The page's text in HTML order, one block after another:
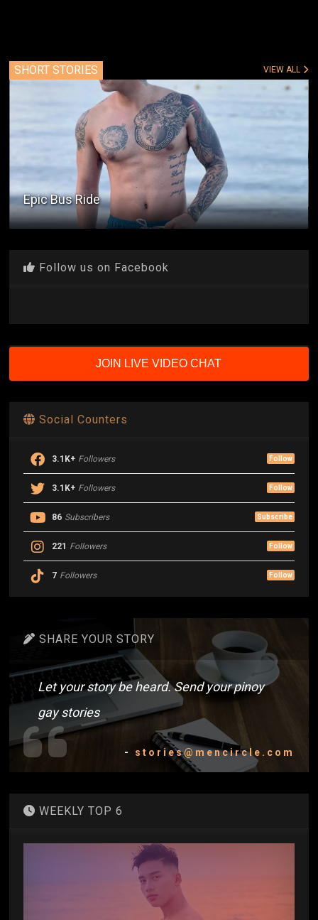
SHORT STORIES VIEW ALL
Manong Rodel
Follow us on Facebook
JOIN LIVE VIDEO CHAT
Social Counters
3.1K+ Followers Follow
3.1K+ Followers Follow
86 Subscribers Subscribe
221 Followers Follow
7 Followers Follow
SHARE YOUR STORY
Let your story be heard. Send your pinoy
gay stories
- stories@mencircle.com
WEEKLY TOP 6